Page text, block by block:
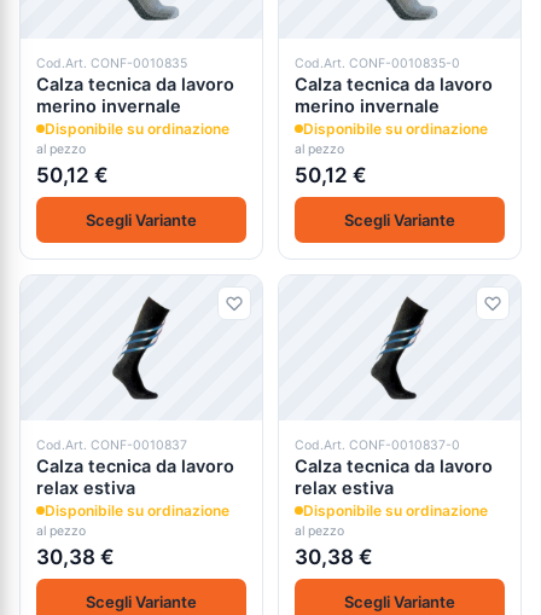
Cod.Art. CONF-0010835
Calza tecnica da lavoro
merino invernale
Disponibile su ordinazione
al pezzo
50,12 €
Scegli Variante
Cod.Art. CONF-0010835-0
Calza tecnica da lavoro
merino invernale
Disponibile su ordinazione
al pezzo
50,12 €
Scegli Variante
Cod.Art. CONF-0010837
Calza tecnica da lavoro
relax estiva
Disponibile su ordinazione
al pezzo
30,38 €
Scegli Variante
Cod.Art. CONF-0010837-0
Calza tecnica da lavoro
relax estiva
Disponibile su ordinazione
al pezzo
30,38 €
Scegli Variante